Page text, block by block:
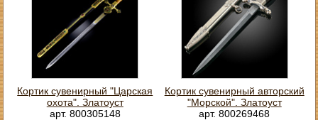
Кортик сувенирный "Царская
охота". Златоуст
арт. 800305148
Кортик сувенирный авторский
"Морской". Златоуст
арт. 800269468